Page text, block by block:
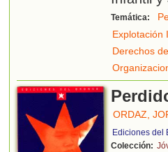
Temática:
Explotación
Derechos
ORDAZ,
Ediciones del
Colección: